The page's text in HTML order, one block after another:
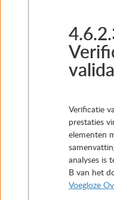
4.3 Concept 3:
4.4 Concept 4:
4.5 Concept 5:
4.6 Concept 6:
4.6.2
4.6.2.1
4.6.2.2
4.6.2.3
4.7 Concept 7:
5. Het
6. Realisatie
7. Instandhouding
Verificatie
prestaties
elementen
analyses is
B van het
Voegloze